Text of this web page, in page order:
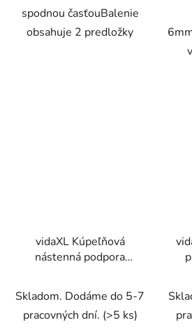
spodnou časťouBalenie
obsahuje 2 predložky
vidaXL Kúpeľňová
nástenná podpora
Skladom. Dodáme do 5-7
pracovných dní. (>5 ks)